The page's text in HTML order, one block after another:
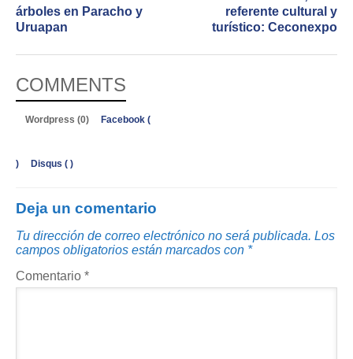
árboles en Paracho y
Uruapan
referente cultural y
turístico: Ceconexpo
COMMENTS
Wordpress (0) Facebook (
) Disqus ( )
Deja un comentario
Tu dirección de correo electrónico no será publicada. Los
campos obligatorios están marcados con *
Comentario *